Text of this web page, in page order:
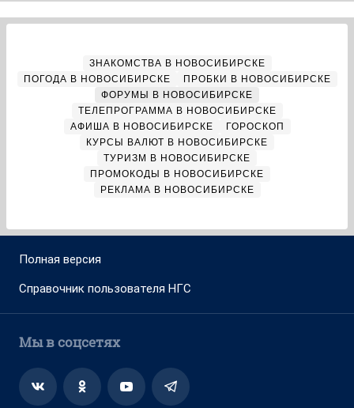
ЗНАКОМСТВА В НОВОСИБИРСКЕ
ПОГОДА В НОВОСИБИРСКЕ
ПРОБКИ В НОВОСИБИРСКЕ
ФОРУМЫ В НОВОСИБИРСКЕ
ТЕЛЕПРОГРАММА В НОВОСИБИРСКЕ
АФИША В НОВОСИБИРСКЕ
ГОРОСКОП
КУРСЫ ВАЛЮТ В НОВОСИБИРСКЕ
ТУРИЗМ В НОВОСИБИРСКЕ
ПРОМОКОДЫ В НОВОСИБИРСКЕ
РЕКЛАМА В НОВОСИБИРСКЕ
Полная версия
Справочник пользователя НГС
Мы в соцсетях